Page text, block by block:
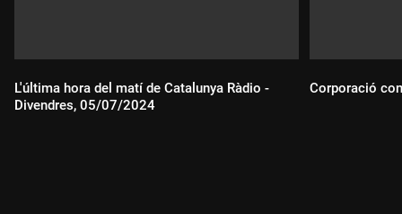
L'última hora del matí de Catalunya Ràdio -
Divendres, 05/07/2024
Corporació